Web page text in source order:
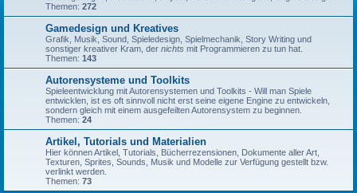
Themen: 272
Gamedesign und Kreatives
Grafik, Musik, Sound, Spieledesign, Spielmechanik, Story Writing und
sonstiger kreativer Kram, der nichts mit Programmieren zu tun hat.
Themen: 143
Autorensysteme und Toolkits
Spieleentwicklung mit Autorensystemen und Toolkits - Will man Spiele
entwicklen, ist es oft sinnvoll nicht erst seine eigene Engine zu entwickeln,
sondern gleich mit einem ausgefeilten Autorensystem zu beginnen.
Themen: 24
Artikel, Tutorials und Materialien
Hier können Artikel, Tutorials, Bücherrezensionen, Dokumente aller Art,
Texturen, Sprites, Sounds, Musik und Modelle zur Verfügung gestellt bzw.
verlinkt werden.
Themen: 73